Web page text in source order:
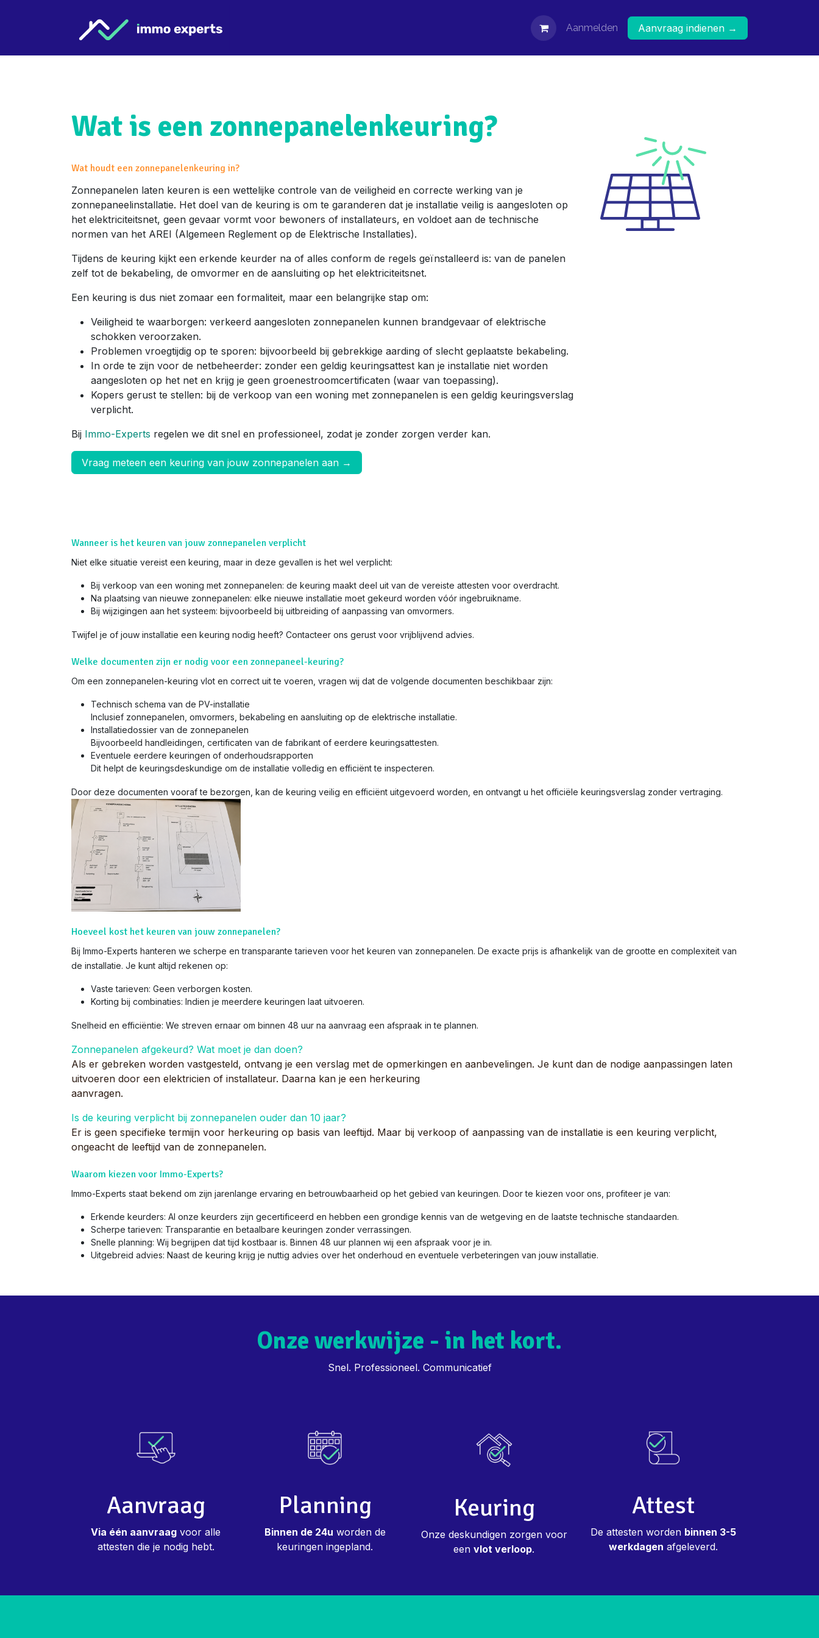
Contact Aanmelden Aanvraag indienen →
Wat is een zonnepanelenkeuring?
Wat houdt een zonnepanelenkeuring in?
Zonnepanelen laten keuren is een wettelijke controle van de veiligheid en correcte werking van je
zonnepaneelinstallatie. Het doel van de keuring is om te garanderen dat je installatie veilig is aangesloten op
het elektriciteitsnet, geen gevaar vormt voor bewoners of installateurs, en voldoet aan de technische
normen van het AREI (Algemeen Reglement op de Elektrische Installaties).
Tijdens de keuring kijkt een erkende keurder na of alles conform de regels geïnstalleerd is: van de panelen
zelf tot de bekabeling, de omvormer en de aansluiting op het elektriciteitsnet.
Een keuring is dus niet zomaar een formaliteit, maar een belangrijke stap om:
Veiligheid te waarborgen: verkeerd aangesloten zonnepanelen kunnen brandgevaar of elektrische
schokken veroorzaken.
Problemen vroegtijdig op te sporen: bijvoorbeeld bij gebrekkige aarding of slecht geplaatste bekabeling.
In orde te zijn voor de netbeheerder: zonder een geldig keuringsattest kan je installatie niet worden
aangesloten op het net en krijg je geen groenestroomcertificaten (waar van toepassing).
Kopers gerust te stellen: bij de verkoop van een woning met zonnepanelen is een geldig keuringsverslag
verplicht.
Bij Immo-Experts regelen we dit snel en professioneel, zodat je zonder zorgen verder kan.
Vraag meteen een keuring van jouw zonnepanelen aan →
Wanneer is het keuren van jouw zonnepanelen verplicht
Niet elke situatie vereist een keuring, maar in deze gevallen is het wel verplicht:
Bij verkoop van een woning met zonnepanelen: de keuring maakt deel uit van de vereiste attesten voor overdracht.
Na plaatsing van nieuwe zonnepanelen: elke nieuwe installatie moet gekeurd worden vóór ingebruikname.
Bij wijzigingen aan het systeem: bijvoorbeeld bij uitbreiding of aanpassing van omvormers.
Twijfel je of jouw installatie een keuring nodig heeft? Contacteer ons gerust voor vrijblijvend advies.
Welke documenten zijn er nodig voor een zonnepaneel-keuring?
Om een zonnepanelen-keuring vlot en correct uit te voeren, vragen wij dat de volgende documenten beschikbaar zijn:
Technisch schema van de PV-installatie
Inclusief zonnepanelen, omvormers, bekabeling en aansluiting op de elektrische installatie.
Installatiedossier van de zonnepanelen
Bijvoorbeeld handleidingen, certificaten van de fabrikant of eerdere keuringsattesten.
Eventuele eerdere keuringen of onderhoudsrapporten
Dit helpt de keuringsdeskundige om de installatie volledig en efficiënt te inspecteren.
Door deze documenten vooraf te bezorgen, kan de keuring veilig en efficiënt uitgevoerd worden, en ontvangt u het officiële keuringsverslag zonder vertraging.
Hoeveel kost het keuren van jouw zonnepanelen?
Bij Immo-Experts hanteren we scherpe en transparante tarieven voor het keuren van zonnepanelen. De exacte prijs is afhankelijk van de grootte en complexiteit van
de installatie. Je kunt altijd rekenen op:
Vaste tarieven: Geen verborgen kosten.
Korting bij combinaties: Indien je meerdere keuringen laat uitvoeren.
Snelheid en efficiëntie: We streven ernaar om binnen 48 uur na aanvraag een afspraak in te plannen.
Zonnepanelen afgekeurd? Wat moet je dan doen?
Als er gebreken worden vastgesteld, ontvang je een verslag met de opmerkingen en aanbevelingen. Je kunt dan de nodige aanpassingen laten
uitvoeren door een elektricien of installateur. Daarna kan je een herkeuring
aanvragen.
Is de keuring verplicht bij zonnepanelen ouder dan 10 jaar?
Er is geen specifieke termijn voor herkeuring op basis van leeftijd. Maar bij verkoop of aanpassing van de installatie is een keuring verplicht,
ongeacht de leeftijd van de zonnepanelen.
Waarom kiezen voor Immo-Experts?
Immo-Experts staat bekend om zijn jarenlange ervaring en betrouwbaarheid op het gebied van keuringen. Door te kiezen voor ons, profiteer je van:
Erkende keurders: Al onze keurders zijn gecertificeerd en hebben een grondige kennis van de wetgeving en de laatste technische standaarden.
Scherpe tarieven: Transparantie en betaalbare keuringen zonder verrassingen.
Snelle planning: Wij begrijpen dat tijd kostbaar is. Binnen 48 uur plannen wij een afspraak voor je in.
Uitgebreid advies: Naast de keuring krijg je nuttig advies over het onderhoud en eventuele verbeteringen van jouw installatie.
Onze werkwijze - in het kort.
Snel. Professioneel. Communicatief
Aanvraag
Via één aanvraag voor alle
attesten die je nodig hebt.
Planning
Binnen de 24u worden de
keuringen ingepland.
Keuring
Onze deskundigen zorgen voor
eenvlot verloop.
Attest
De attesten worden binnen 3-5
werkdagen afgeleverd.